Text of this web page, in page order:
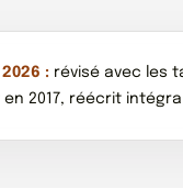
: révisé avec les
2017, réécrit